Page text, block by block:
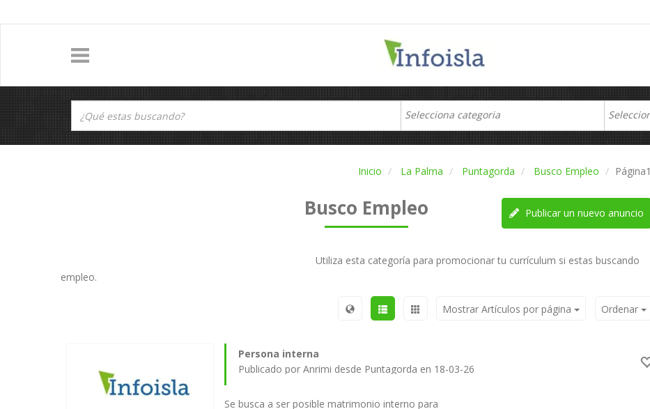
Inicio La Palma Puntagorda Busco Empleo Página1
Busco Empleo Publicar un nuevo anuncio
Utiliza esta categoría para promocionar tu currículum si estas buscando
empleo.
Ordenar
Mostrar Artículos por página
Persona interna
Publicado por Anrimi desde Puntagorda en 18-03-26
Se busca a ser posible matrimonio interno para